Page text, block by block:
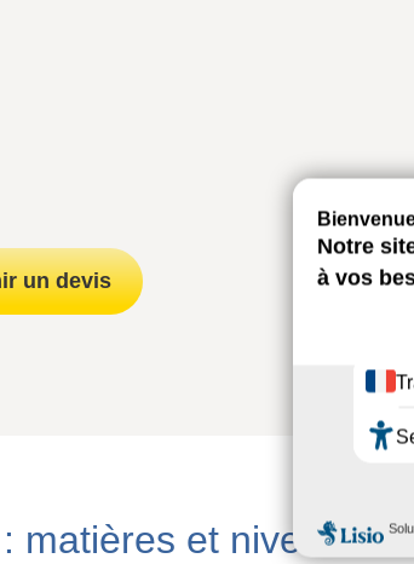
un devis
: matières et niveaux